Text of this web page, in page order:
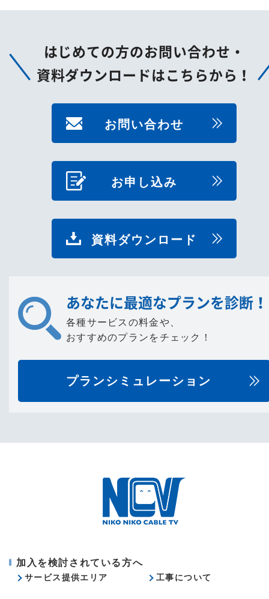
はじめての方のお問い合わせ・
資料ダウンロードはこちらから！
お問い合わせ
お申し込み
資料ダウンロード
あなたに最適なプランを診断！
各種サービスの料金や、
おすすめのプランをチェック！
プランシミュレーション
加入を検討されている方へ
サービス提供エリア 工事について